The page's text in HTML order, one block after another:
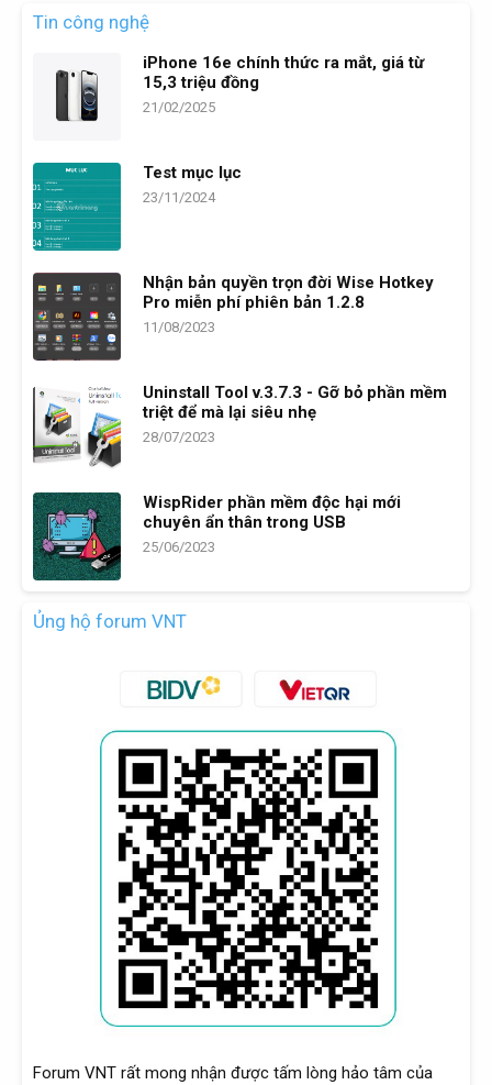
Tin công nghệ
iPhone 16e chính thức ra mắt, giá từ
15,3 triệu đồng
21/02/2025
Test mục lục
23/11/2024
Nhận bản quyền trọn đời Wise Hotkey
Pro miễn phí phiên bản 1.2.8
11/08/2023
Uninstall Tool v.3.7.3 - Gỡ bỏ phần mềm
triệt để mà lại siêu nhẹ
28/07/2023
WispRider phần mềm độc hại mới
chuyên ẩn thân trong USB
25/06/2023
Ủng hộ forum VNT
Forum VNT rất mong nhận được tấm lòng hảo tâm của